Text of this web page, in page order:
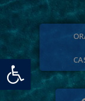
Deschide bara de unelte